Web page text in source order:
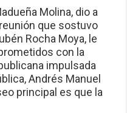
Molina, dio a
que sostuvo
Rocha Moya, le
con la
impulsada
Andrés Manuel
principal es que la